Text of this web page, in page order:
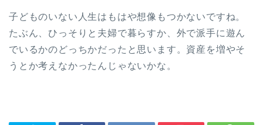
子どものいない人生はもはや想像もつかないですね。
たぶん、ひっそりと夫婦で暮らすか、外で派手に遊ん
でいるかのどっちかだったと思います。資産を増やそ
うとか考えなかったんじゃないかな。